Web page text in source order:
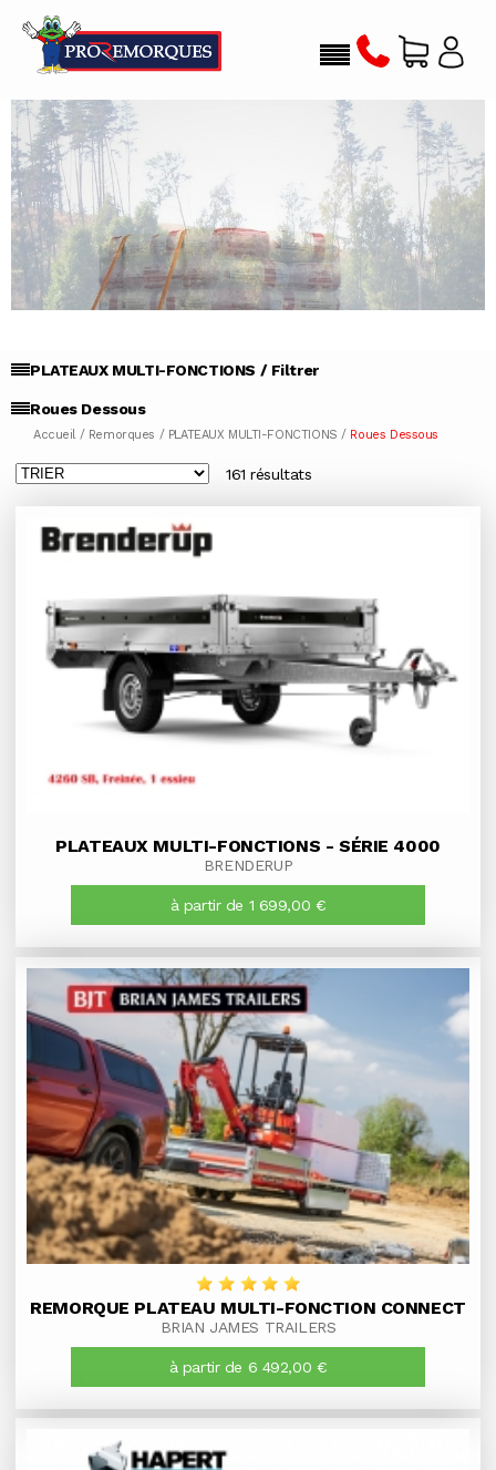
PLATEAUX MULTI-FONCTIONS / Filtrer
Roues Dessous
Accueil/ Remorques / PLATEAUX MULTI-FONCTIONS / Roues Dessous
161 résultats
PLATEAUX MULTI-FONCTIONS - SÉRIE 4000
BRENDERUP
à partir de 1 699,00 €
REMORQUE PLATEAU MULTI-FONCTION CONNECT
BRIAN JAMES TRAILERS
à partir de 6 492,00 €